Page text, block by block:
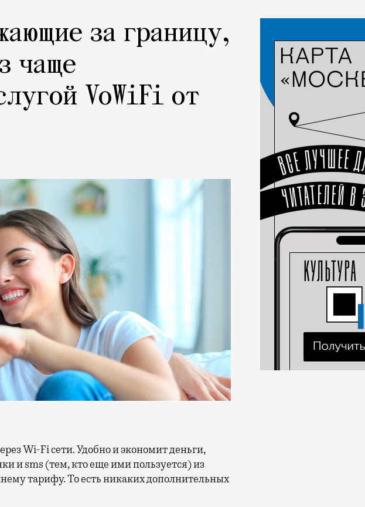
за границу,
чаще
VoWiFi от
и sms (тем, кто еще ими пользуется) из
тарифу. То есть никаких дополнительных